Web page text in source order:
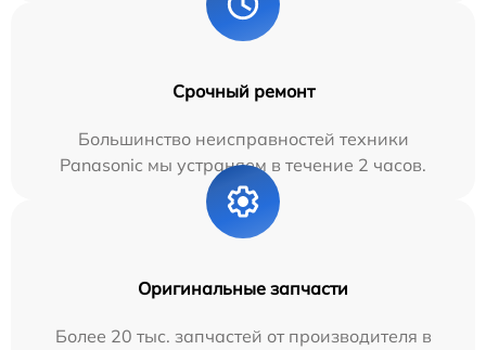
Срочный ремонт
Большинство неисправностей техники
Panasonic мы устраняем в течение 2 часов.
Оригинальные запчасти
Более 20 тыс. запчастей от производителя в